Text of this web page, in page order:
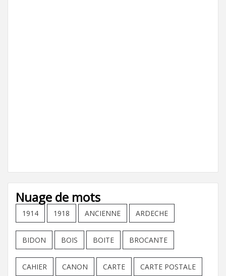
Nuage de mots
1914 1918 ANCIENNE ARDECHE
BIDON BOIS BOITE BROCANTE
CAHIER CANON CARTE CARTE POSTALE